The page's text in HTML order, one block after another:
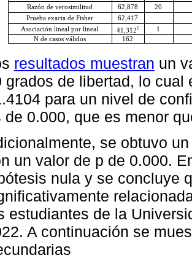
Razón de verosimilitud
62,878
20
Prueba exacta de Fisher
62,417
Asociación lineal por lineal
41,312c
1
N de casos válidos
162
resultados muestran un
grados de libertad, lo
para un nivel de
de 0.000, que es menor
se obtuvo
un valor de p de 0.000.
nula y se concluye
estudiantes de la
A continuación se